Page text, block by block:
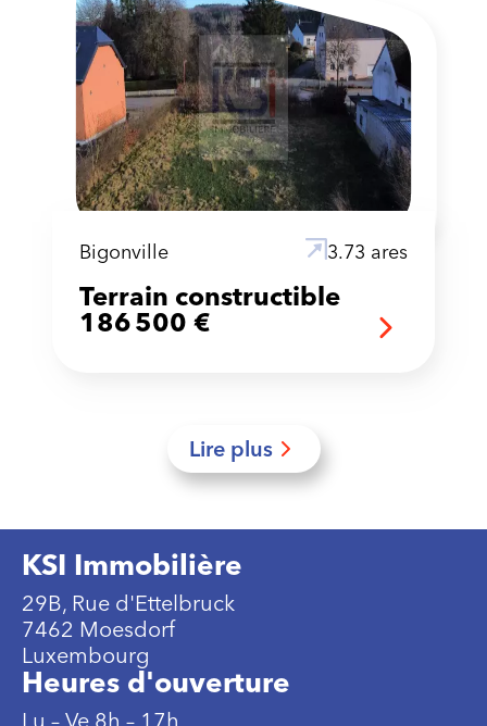
Bigonville 3.73 ares
Terrain constructible
186 500 €
Lire plus
KSI Immobilière
29B, Rue d'Ettelbruck
7462 Moesdorf
Luxembourg
Heures d'ouverture
Lu – Ve 8h – 17h